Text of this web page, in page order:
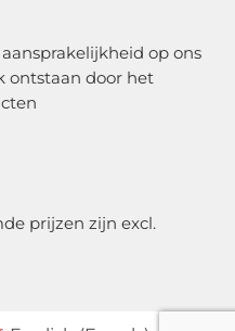
op ons
ontstaan door het
prijzen zijn excl.